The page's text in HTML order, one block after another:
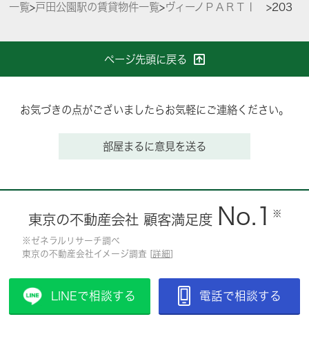
一覧>戸田公園駅の賃貸物件一覧>ヴィーノＰＡＲＴⅠ >203
ページ先頭に戻る
お気づきの点がございましたらお気軽にご連絡ください。
部屋まるに意見を送る
東京の不動産会社 顧客満足度 No.1 ※
※ゼネラルリサーチ調べ
東京の不動産会社イメージ調査 [ 詳細
LINEで相談する 電話で相談する